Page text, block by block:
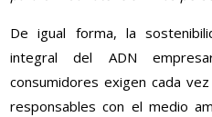
De igual forma, la
integral del ADN
consumidores exigen cada
responsables con el medio